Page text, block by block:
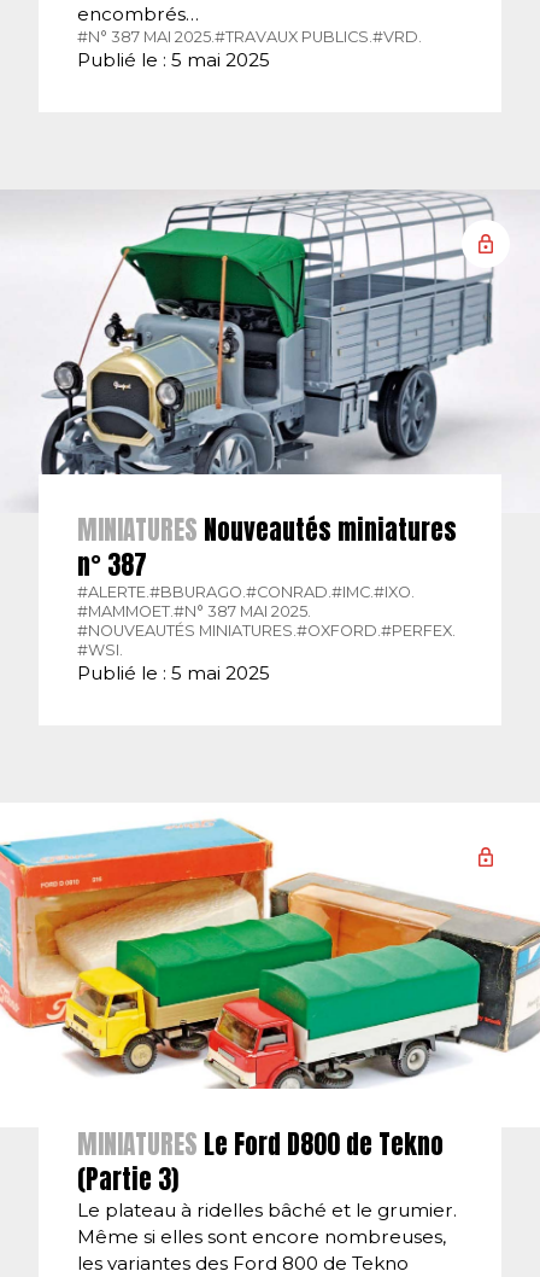
encombrés…
#N° 387 MAI 2025. #TRAVAUX PUBLICS. #VRD.
Publié le : 5 mai 2025
MINIATURES Nouveautés miniatures
n° 387
#ALERTE.#BBURAGO.#CONRAD.#IMC.#IXO.
#MAMMOET.#N° 387 MAI 2025.
#NOUVEAUTÉS MINIATURES.#OXFORD.#PERFEX.
#WSI.
Publié le : 5 mai 2025
MINIATURES Le Ford D800 de Tekno
(Partie 3)
Le plateau à ridelles bâché et le grumier.
Même si elles sont encore nombreuses,
les variantes des Ford 800 de Tekno